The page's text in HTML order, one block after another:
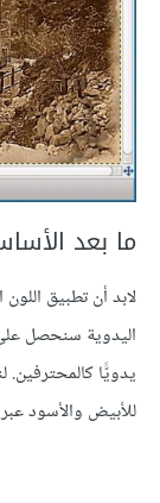
ما بعد
لابد أن تطبيق
اليدوية سنحصل على
يدويًّا كالمحترفين.
للأبيض والأسود عبر